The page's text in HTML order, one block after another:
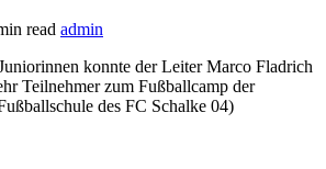
read admin
konnte der Leiter Marco Fladrich
Teilnehmer zum Fußballcamp der
des FC Schalke 04)